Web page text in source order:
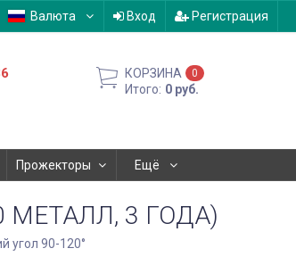
Валюта Вход Регистрация
КОРЗИНА 0
Итого: 0 руб.
Прожекторы Ещё
МЕТАЛЛ, 3 ГОДА)
угол 90-120°